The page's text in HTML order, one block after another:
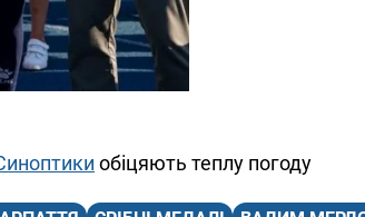
обіцяють теплу погоду